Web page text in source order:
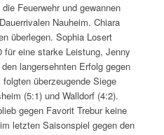
Feuerwehr und gewannen
Nauheim. Chiara
überlegen. Sophia Losert
eine starke Leistung, Jenny
langersehnten Erfolg gegen
überzeugende Siege
(5:1) und Walldorf (4:2).
gegen Favorit Trebur keine
letzten Saisonspiel gegen den